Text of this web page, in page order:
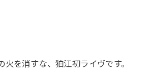
火を消すな、狛江初ライヴです。